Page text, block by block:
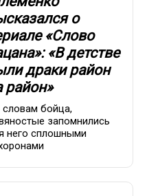
о
«Слово
«В детстве
драки район
район»
бойца,
запомнились
него сплошными